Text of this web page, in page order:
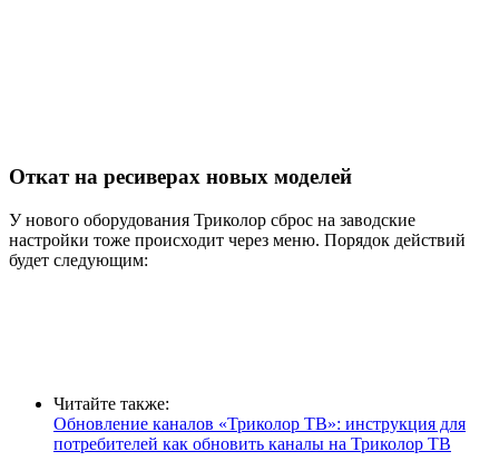
Откат на ресиверах новых моделей
У нового оборудования Триколор сброс на заводские
настройки тоже происходит через меню. Порядок действий
будет следующим:
Читайте также:
Обновление каналов «Триколор ТВ»: инструкция для
потребителей как обновить каналы на Триколор ТВ